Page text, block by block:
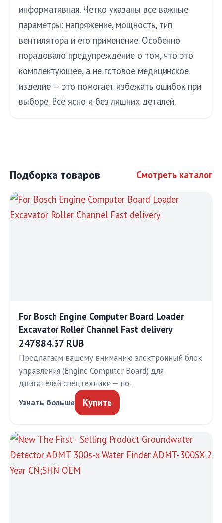
информативная. Четко указаны все важные
параметры: напряжение, мощность, тип
вентилятора и его применение. Особенно
порадовало предупреждение о том, что это
комплектующее, а не готовое медицинское
изделие — это помогает избежать ошибок при
выборе. Всё ясно и без лишних деталей.
Подборка товаров Смотреть каталог
For Bosch Engine Computer Board Loader
Excavator Roller Channel Fast delivery
247884.37 RUB
Предлагаем вашему вниманию электронный блок
управления (Engine Computer Board) для
двигателей спецтехники — по…
Узнать больше Купить